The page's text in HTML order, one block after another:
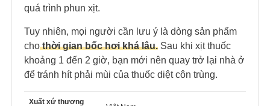
quá trình phun xịt.
Tuy nhiên, mọi người cần lưu ý là dòng sản phẩm
chothời gian bốc hơi khá lâu. Sau khi xịt thuốc
khoảng 1 đến 2 giờ, bạn mới nên quay trở lại nhà ở
để tránh hít phải mùi của thuốc diệt côn trùng.
Xuất xứ thương